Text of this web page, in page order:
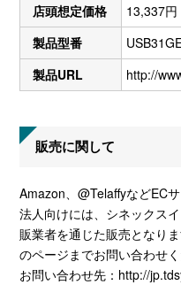
店頭想定価格
13,337円
製品型番
製品URL
http://
販売に関して
Amazon、@TelaffyなどEC
法人向けには、シネックス
販業者を通じた販売となり
のページまでお問い合わせく
お問い合わせ先： http://